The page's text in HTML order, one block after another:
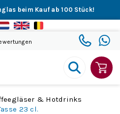
beim Kauf ab 100 Stück!
& Hotdrinks
23 cl.